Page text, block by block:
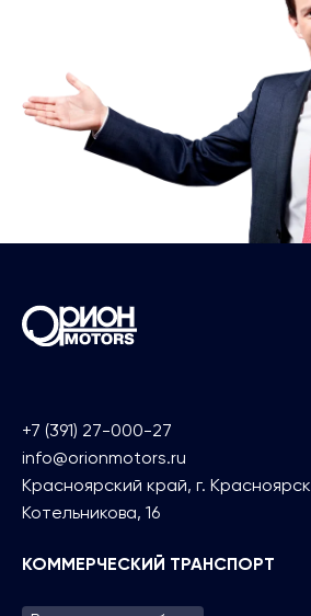
+7 (391) 27-000-27
info@orionmotors.ru
Красноярский край, г.
Котельникова, 16
КОММЕРЧЕСКИЙ ТРАНСПОРТ